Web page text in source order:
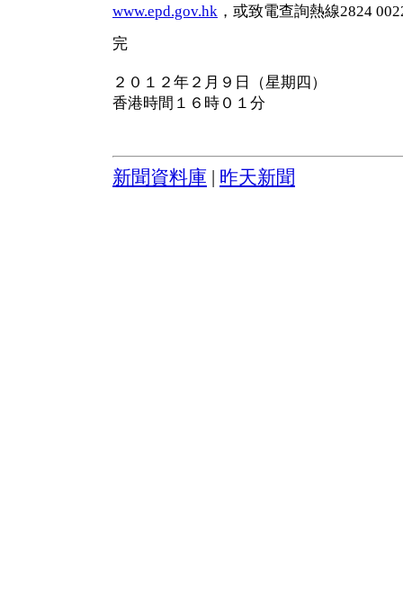
www.epd.gov.hk ，或致電查詢熱線2824
完
２０１２年２月９日（星期四）
香港時間１６時０１分
新聞資料庫 昨天新聞